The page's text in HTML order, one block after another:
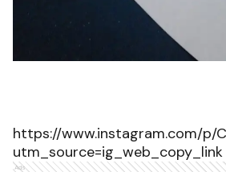
https://www.instagram.com/p/
utm_source=ig_web_copy_link
Ads